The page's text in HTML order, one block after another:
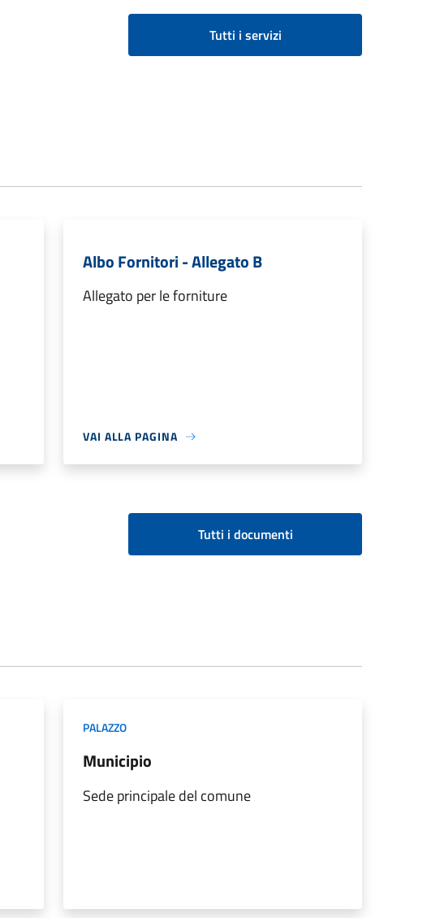
Tutti i servizi
Albo Fornitori - Allegato B
Allegato per le forniture
VAI ALLA PAGINA
Tutti i documenti
PALAZZO
Municipio
Sede principale del comune